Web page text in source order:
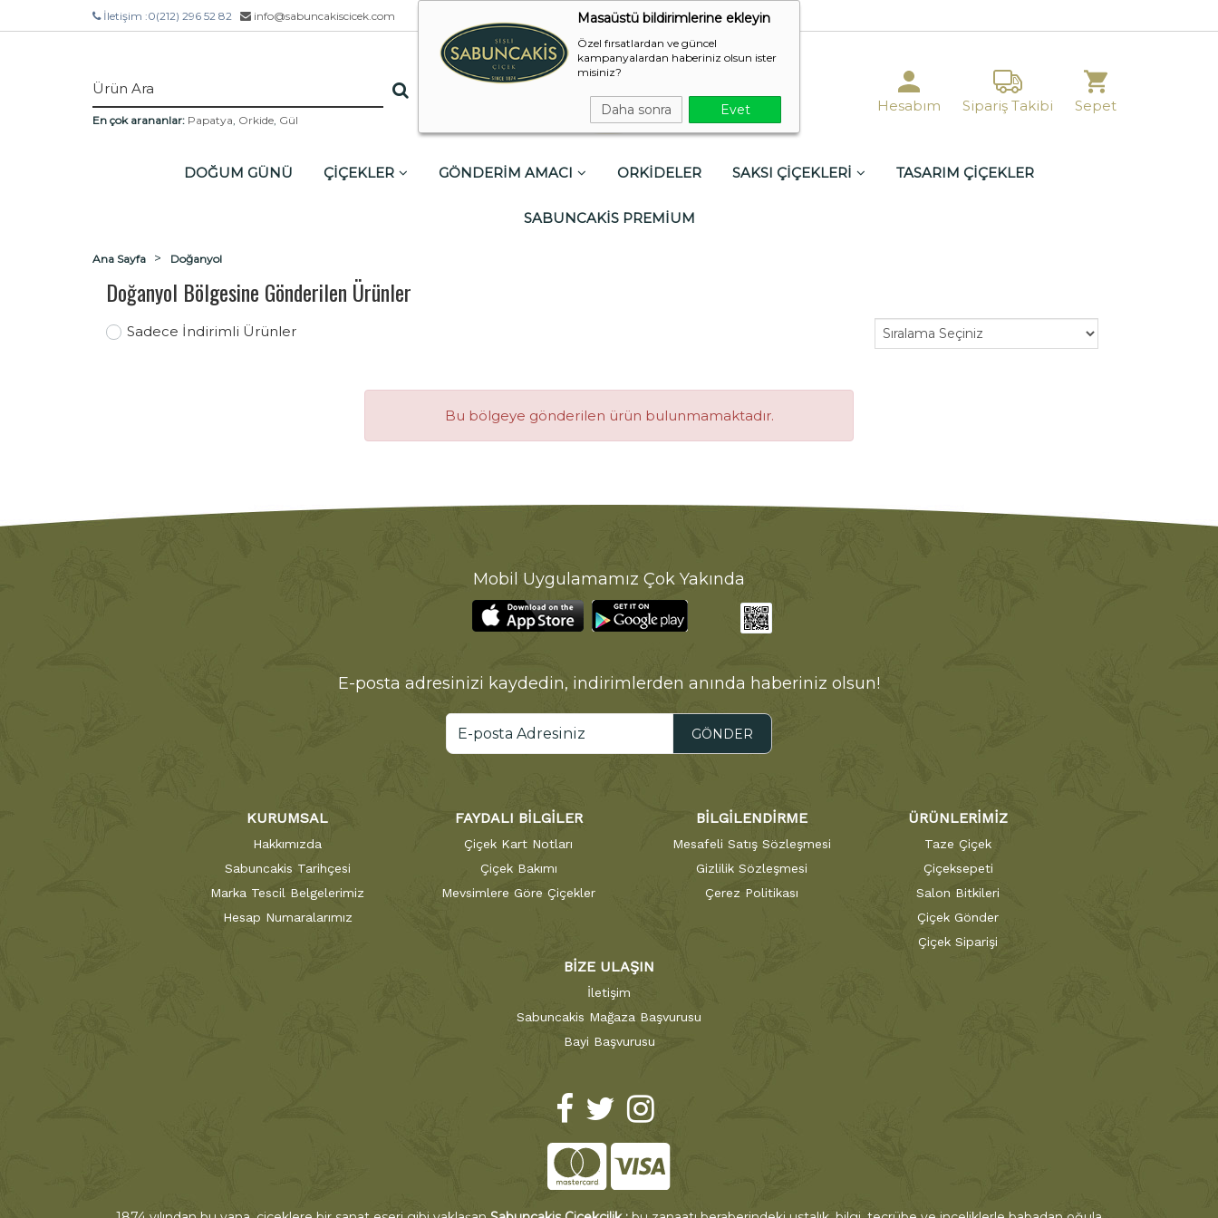
Masaüstü bildirimlerine ekleyin
Özel fırsatlardan ve güncel
kampanyalardan haberiniz olsun ister
misiniz?
Daha sonra Evet
İletişim :0(212) 296 52 82 info@sabuncakiscicek.com
En çok arananlar: Papatya, Orkide, Gül
Hesabım Sipariş Takibi Sepet
DOĞUM GÜNÜ ÇİÇEKLER GÖNDERİM AMACI ORKİDELER SAKSI ÇİÇEKLERİ TASARIM ÇİÇEKLER
SABUNCAKİS PREMİUM
Ana Sayfa Doğanyol
Doğanyol Bölgesine Gönderilen Ürünler
Sadece İndirimli Ürünler
Bu bölgeye gönderilen ürün bulunmamaktadır.
Mobil Uygulamamız Çok Yakında
E-posta adresinizi kaydedin, indirimlerden anında haberiniz olsun!
GÖNDER
KURUMSAL
Hakkımızda
Sabuncakis Tarihçesi
Marka Tescil Belgelerimiz
Hesap Numaralarımız
FAYDALI BİLGİLER
Çiçek Kart Notları
Çiçek Bakımı
Mevsimlere Göre Çiçekler
BİLGİLENDİRME
Mesafeli Satış Sözleşmesi
Gizlilik Sözleşmesi
Çerez Politikası
ÜRÜNLERİMİZ
Taze Çiçek
Çiçeksepeti
Salon Bitkileri
Çiçek Gönder
Çiçek Siparişi
BİZE ULAŞIN
İletişim
Sabuncakis Mağaza Başvurusu
Bayi Başvurusu